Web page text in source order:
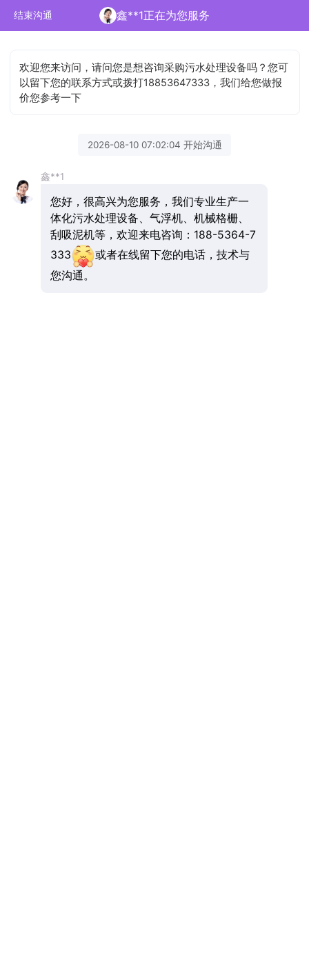
结束沟通 鑫**1正在为您服务
欢迎您来访问，请问您是想咨询采购污水处理设备吗？您可
以留下您的联系方式或拨打18853647333，我们给您做报
价您参考一下
2026-08-10 07:02:04 开始沟通
鑫**1
您好，很高兴为您服务，我们专业生产一
体化污水处理设备、气浮机、机械格栅、
刮吸泥机等，欢迎来电咨询：188-5364-7
333
或者在线留下您的电话，技术与
您沟通。